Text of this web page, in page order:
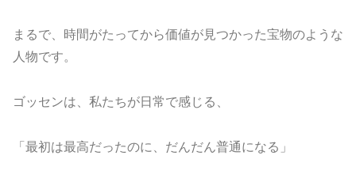
まるで、時間がたってから価値が見つかった宝物のような
人物です。
ゴッセンは、私たちが日常で感じる、
「最初は最高だったのに、だんだん普通になる」